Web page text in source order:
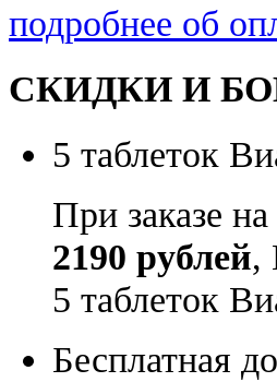
подробнее об
СКИДКИ И
5 таблеток
При заказе
2190 рублей,
5 таблеток
Бесплатная